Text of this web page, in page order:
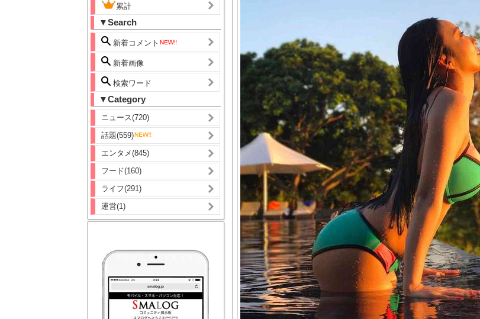
累計
▼Search
新着コメント
新着画像
検索ワード
▼Category
ニュース(720)
話題(559)
エンタメ(845)
フード(160)
ライフ(291)
運営(1)